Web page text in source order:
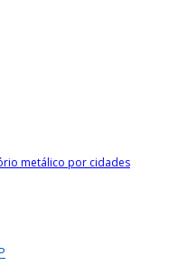
metálico por cidades